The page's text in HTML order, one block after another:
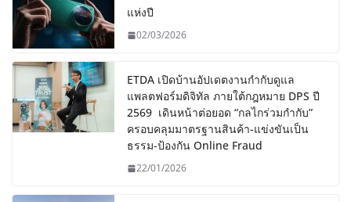
แห่งปี
02/03/2026
ETDA เปิดบ้านอัปเดตงานกำกับดูแล
แพลตฟอร์มดิจิทัล ภายใต้กฎหมาย DPS ปี
2569 เดินหน้าต่อยอด “กลไกร่วมกำกับ”
ครอบคลุมมาตรฐานสินค้า-แข่งขันเป็น
ธรรม-ป้องกัน Online Fraud
22/01/2026